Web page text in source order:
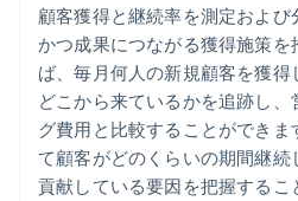
顧客獲得と継続率を測定およ
かつ成果につながる獲得施策を
ば、毎月何人の新規顧客を獲
どこから来ているかを追跡し
グ費用と比較することができま
て顧客がどのくらいの期間継続
貢献している要因を把握するこ